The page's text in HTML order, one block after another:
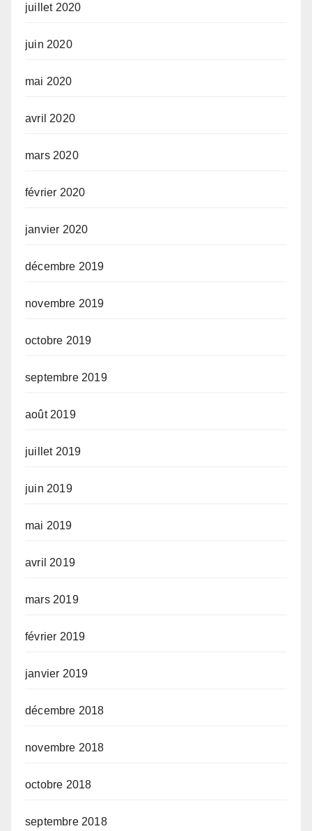
juillet 2020
juin 2020
mai 2020
avril 2020
mars 2020
février 2020
janvier 2020
décembre 2019
novembre 2019
octobre 2019
septembre 2019
août 2019
juillet 2019
juin 2019
mai 2019
avril 2019
mars 2019
février 2019
janvier 2019
décembre 2018
novembre 2018
octobre 2018
septembre 2018